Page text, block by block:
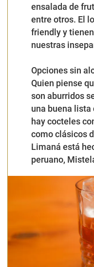
ensalada de
entre otros. El
friendly y
nuestras
Opciones sin
Quien piense
son aburridos
una buena
hay cocteles
como clásicos
Limaná está
peruano,